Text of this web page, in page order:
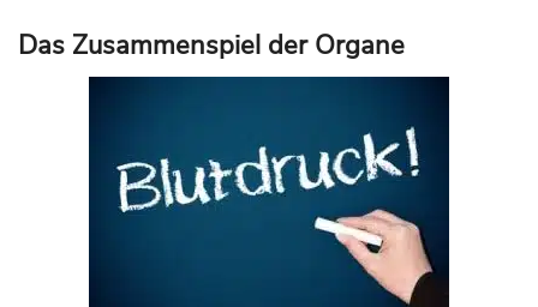
Das Zusammenspiel der Organe